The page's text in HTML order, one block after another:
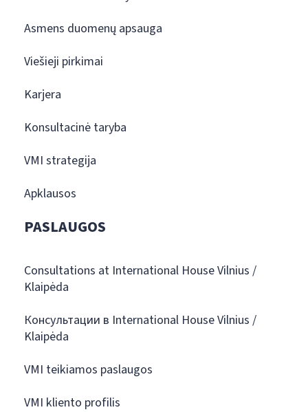
Asmens duomenų apsauga
Viešieji pirkimai
Karjera
Konsultacinė taryba
VMI strategija
Apklausos
PASLAUGOS
Consultations at International House Vilnius /
Klaipėda
Консультации в International House Vilnius /
Klaipėda
VMI teikiamos paslaugos
VMI kliento profilis